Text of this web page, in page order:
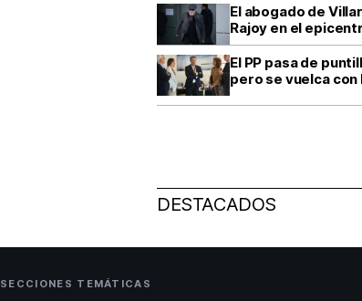
El abogado de
Rajoy en el
El PP pasa de
pero se vuelca
DESTACADOS
SECCIONES TEMÁTICAS